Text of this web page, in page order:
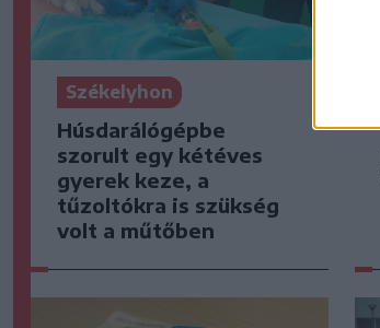
Székelyhon
Húsdarálógépbe
szorult egy kétéves
gyerek keze, a
tűzoltókra is szükség
volt a műtőben